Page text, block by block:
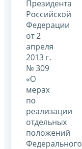
Президента
Российской
Федерации
от 2
апреля
2013 г.
№ 309
«О
мерах
по
реализации
отдельных
положений
Федерального